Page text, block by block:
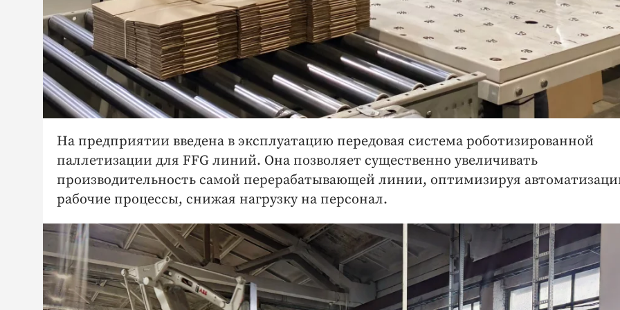
На предприятии введена в эксплуатацию передовая система роботизированной
паллетизации для FFG линий. Она позволяет существенно увеличивать
производительность самой перерабатывающей линии, оптимизируя
рабочие процессы, снижая нагрузку на персонал.